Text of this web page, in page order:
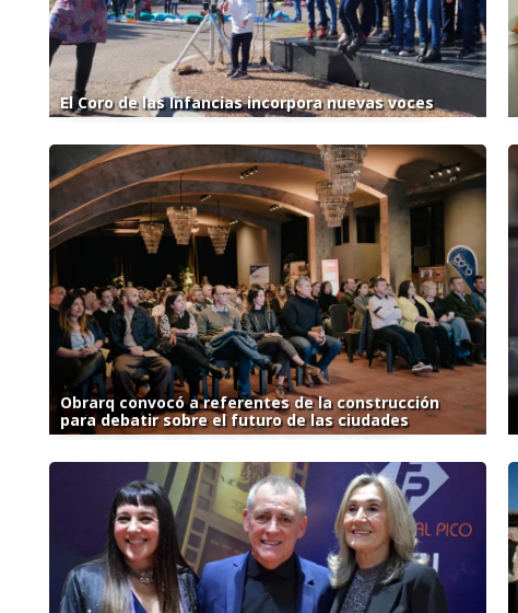
El Coro de las Infancias incorpora nuevas voces
Obrarq convocó a referentes de la construcción
para debatir sobre el futuro de las ciudades